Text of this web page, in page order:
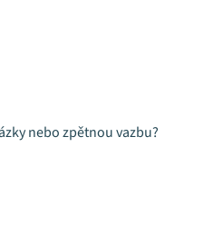
nebo zpětnou vazbu?